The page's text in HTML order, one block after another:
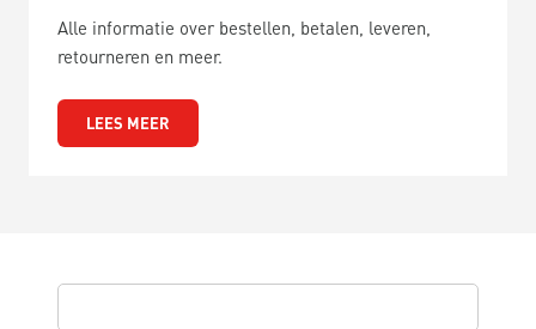
Alle informatie over bestellen, betalen, leveren,
retourneren en meer.
LEES MEER